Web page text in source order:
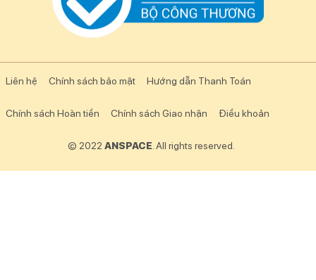
Liên hệ Chính sách bảo mật Hướng dẫn Thanh Toán
Chính sách Hoàn tiền Chính sách Giao nhận Điều khoản
© 2022 ANSPACE. All rights reserved.